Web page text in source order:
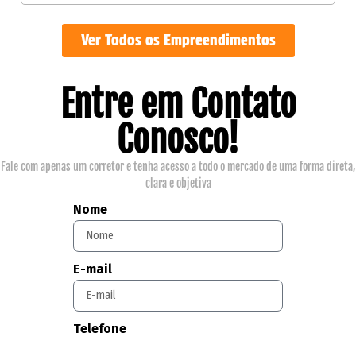
Ver Todos os Empreendimentos
Entre em Contato
Conosco!
Fale com apenas um corretor e tenha acesso a todo o mercado de uma forma direta,
clara e objetiva
Nome
E-mail
Telefone